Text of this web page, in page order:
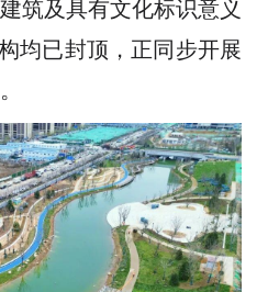
筑及具有文化标识意义
均已封顶，正同步开展